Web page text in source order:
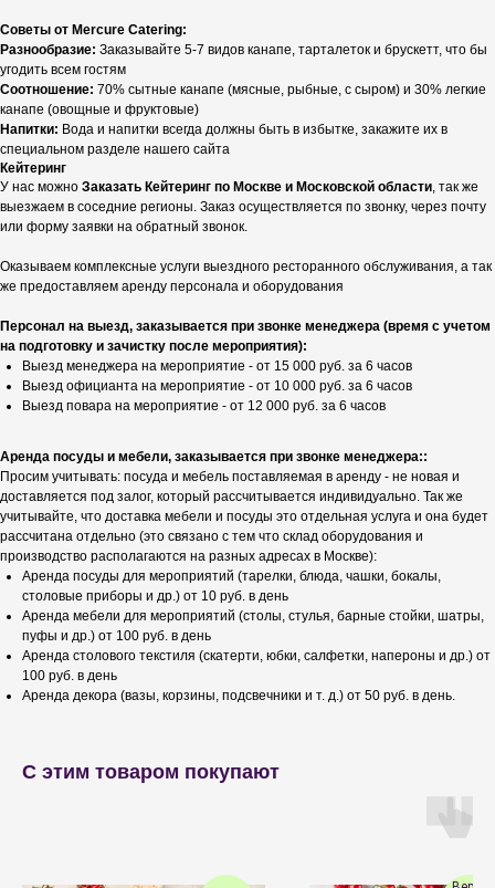
Советы от Mercure Catering:
Разнообразие: Заказывайте 5-7 видов канапе, тарталеток и брускетт, что бы
угодить всем гостям
Соотношение: 70% сытные канапе (мясные, рыбные, с сыром) и 30% легкие
канапе (овощные и фруктовые)
Напитки: Вода и напитки всегда должны быть в избытке, закажите их в
специальном разделе нашего сайта
Кейтеринг
У нас можно Заказать Кейтеринг по Москве и Московской области, так же
выезжаем в соседние регионы. Заказ осуществляется по звонку, через почту
или форму заявки на обратный звонок.
Оказываем комплексные услуги выездного ресторанного обслуживания, а так
же предоставляем аренду персонала и оборудования
Персонал на выезд, заказывается при звонке менеджера (время с учетом
на подготовку и зачистку после мероприятия):
Выезд менеджера на мероприятие - от 15 000 руб. за 6 часов
Выезд официанта на мероприятие - от 10 000 руб. за 6 часов
Выезд повара на мероприятие - от 12 000 руб. за 6 часов
Аренда посуды и мебели, заказывается при звонке менеджера::
Просим учитывать: посуда и мебель поставляемая в аренду - не новая и
доставляется под залог, который рассчитывается индивидуально. Так же
учитывайте, что доставка мебели и посуды это отдельная услуга и она будет
рассчитана отдельно (это связано с тем что склад оборудования и
производство располагаются на разных адресах в Москве):
Аренда посуды для мероприятий (тарелки, блюда, чашки, бокалы,
столовые приборы и др.) от 10 руб. в день
Аренда мебели для мероприятий (столы, стулья, барные стойки, шатры,
пуфы и др.) от 100 руб. в день
Аренда столового текстиля (скатерти, юбки, салфетки, напероны и др.) от
100 руб. в день
Аренда декора (вазы, корзины, подсвечники и т. д.) от 50 руб. в день.
С этим товаром покупают